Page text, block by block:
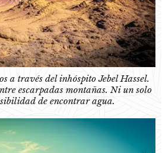
a través del inhóspito Jebel Hassel.
escarpadas montañas. Ni un solo
de encontrar agua.